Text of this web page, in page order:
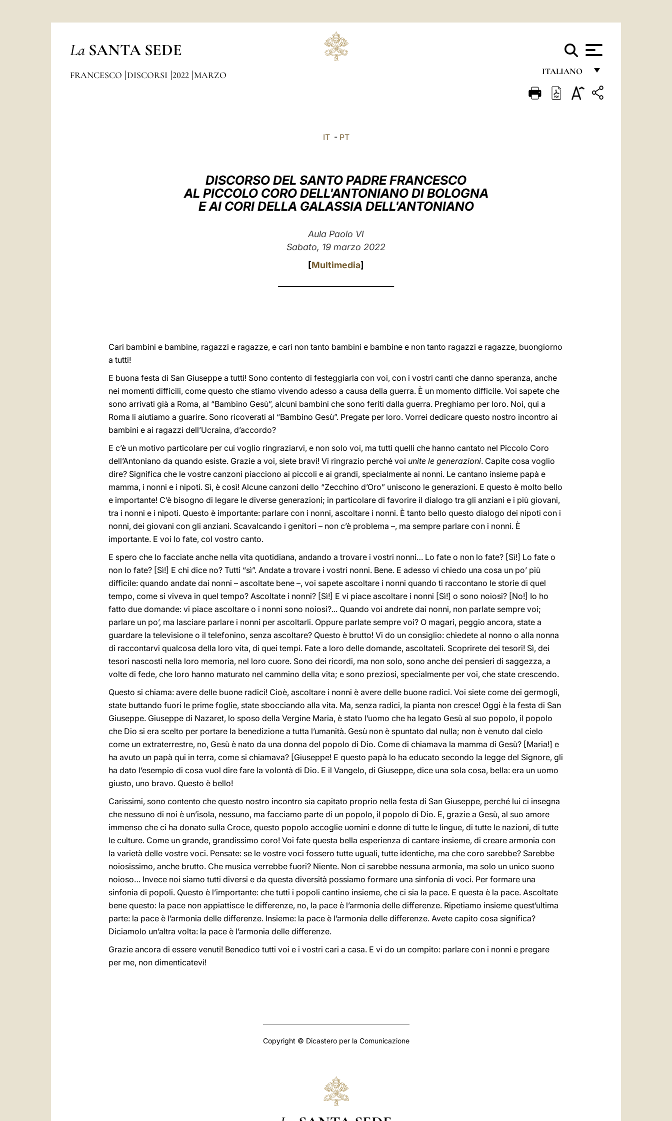
La SANTA SEDE
ITALIANO
FRANÇAIS
FRANCESCO DISCORSI 2022 MARZO
IT- PT
DISCORSO DEL SANTO PADRE FRANCESCO
AL PICCOLO CORO DELL'ANTONIANO DI BOLOGNA
E AI CORI DELLA GALASSIA DELL'ANTONIANO
Aula Paolo VI
Sabato, 19 marzo 2022
[Multimedia]
Cari bambini e bambine, ragazzi e ragazze, e cari non tanto bambini e bambine e non tanto ragazzi e ragazze, buongiorno
a tutti!
E buona festa di San Giuseppe a tutti! Sono contento di festeggiarla con voi, con i vostri canti che danno speranza, anche
nei momenti difficili, come questo che stiamo vivendo adesso a causa della guerra. È un momento difficile. Voi sapete che
sono arrivati già a Roma, al “Bambino Gesù”, alcuni bambini che sono feriti dalla guerra. Preghiamo per loro. Noi, qui a
Roma li aiutiamo a guarire. Sono ricoverati al “Bambino Gesù”. Pregate per loro. Vorrei dedicare questo nostro incontro ai
bambini e ai ragazzi dell’Ucraina, d’accordo?
E c’è un motivo particolare per cui voglio ringraziarvi, e non solo voi, ma tutti quelli che hanno cantato nel Piccolo Coro
dell’Antoniano da quando esiste. Grazie a voi, siete bravi! Vi ringrazio perché voi unite le generazioni. Capite cosa voglio
dire? Significa che le vostre canzoni piacciono ai piccoli e ai grandi, specialmente ai nonni. Le cantano insieme papà e
mamma, i nonni e i nipoti. Sì, è così! Alcune canzoni dello “Zecchino d’Oro” uniscono le generazioni. E questo è molto bello
e importante! C’è bisogno di legare le diverse generazioni; in particolare di favorire il dialogo tra gli anziani e i più giovani,
tra i nonni e i nipoti. Questo è importante: parlare con i nonni, ascoltare i nonni. È tanto bello questo dialogo dei nipoti con i
nonni, dei giovani con gli anziani. Scavalcando i genitori – non c’è problema –, ma sempre parlare con i nonni. È
importante. E voi lo fate, col vostro canto.
E spero che lo facciate anche nella vita quotidiana, andando a trovare i vostri nonni… Lo fate o non lo fate? [Sì!] Lo fate o
non lo fate? [Sì!] E chi dice no? Tutti “sì”. Andate a trovare i vostri nonni. Bene. E adesso vi chiedo una cosa un po’ più
difficile: quando andate dai nonni – ascoltate bene –, voi sapete ascoltare i nonni quando ti raccontano le storie di quel
tempo, come si viveva in quel tempo? Ascoltate i nonni? [Sì!] E vi piace ascoltare i nonni [Sì!] o sono noiosi? [No!] Io ho
fatto due domande: vi piace ascoltare o i nonni sono noiosi?... Quando voi andrete dai nonni, non parlate sempre voi;
parlare un po’, ma lasciare parlare i nonni per ascoltarli. Oppure parlate sempre voi? O magari, peggio ancora, state a
guardare la televisione o il telefonino, senza ascoltare? Questo è brutto! Vi do un consiglio: chiedete al nonno o alla nonna
di raccontarvi qualcosa della loro vita, di quei tempi. Fate a loro delle domande, ascoltateli. Scoprirete dei tesori! Sì, dei
tesori nascosti nella loro memoria, nel loro cuore. Sono dei ricordi, ma non solo, sono anche dei pensieri di saggezza, a
volte di fede, che loro hanno maturato nel cammino della vita; e sono preziosi, specialmente per voi, che state crescendo.
Questo si chiama: avere delle buone radici! Cioè, ascoltare i nonni è avere delle buone radici. Voi siete come dei germogli,
state buttando fuori le prime foglie, state sbocciando alla vita. Ma, senza radici, la pianta non cresce! Oggi è la festa di San
Giuseppe. Giuseppe di Nazaret, lo sposo della Vergine Maria, è stato l’uomo che ha legato Gesù al suo popolo, il popolo
che Dio si era scelto per portare la benedizione a tutta l’umanità. Gesù non è spuntato dal nulla; non è venuto dal cielo
come un extraterrestre, no, Gesù è nato da una donna del popolo di Dio. Come di chiamava la mamma di Gesù? [Maria!] e
ha avuto un papà qui in terra, come si chiamava? [Giuseppe! E questo papà lo ha educato secondo la legge del Signore, gli
ha dato l’esempio di cosa vuol dire fare la volontà di Dio. E il Vangelo, di Giuseppe, dice una sola cosa, bella: era un uomo
giusto, uno bravo. Questo è bello!
Carissimi, sono contento che questo nostro incontro sia capitato proprio nella festa di San Giuseppe, perché lui ci insegna
che nessuno di noi è un’isola, nessuno, ma facciamo parte di un popolo, il popolo di Dio. E, grazie a Gesù, al suo amore
immenso che ci ha donato sulla Croce, questo popolo accoglie uomini e donne di tutte le lingue, di tutte le nazioni, di tutte
le culture. Come un grande, grandissimo coro! Voi fate questa bella esperienza di cantare insieme, di creare armonia con
la varietà delle vostre voci. Pensate: se le vostre voci fossero tutte uguali, tutte identiche, ma che coro sarebbe? Sarebbe
noiosissimo, anche brutto. Che musica verrebbe fuori? Niente. Non ci sarebbe nessuna armonia, ma solo un unico suono
noioso… Invece noi siamo tutti diversi e da questa diversità possiamo formare una sinfonia di voci. Per formare una
sinfonia di popoli. Questo è l’importante: che tutti i popoli cantino insieme, che ci sia la pace. E questa è la pace. Ascoltate
bene questo: la pace non appiattisce le differenze, no, la pace è l’armonia delle differenze. Ripetiamo insieme quest’ultima
parte: la pace è l’armonia delle differenze. Insieme: la pace è l’armonia delle differenze. Avete capito cosa significa?
Diciamolo un’altra volta: la pace è l’armonia delle differenze.
Grazie ancora di essere venuti! Benedico tutti voi e i vostri cari a casa. E vi do un compito: parlare con i nonni e pregare
per me, non dimenticatevi!
Copyright © Dicastero per la Comunicazione